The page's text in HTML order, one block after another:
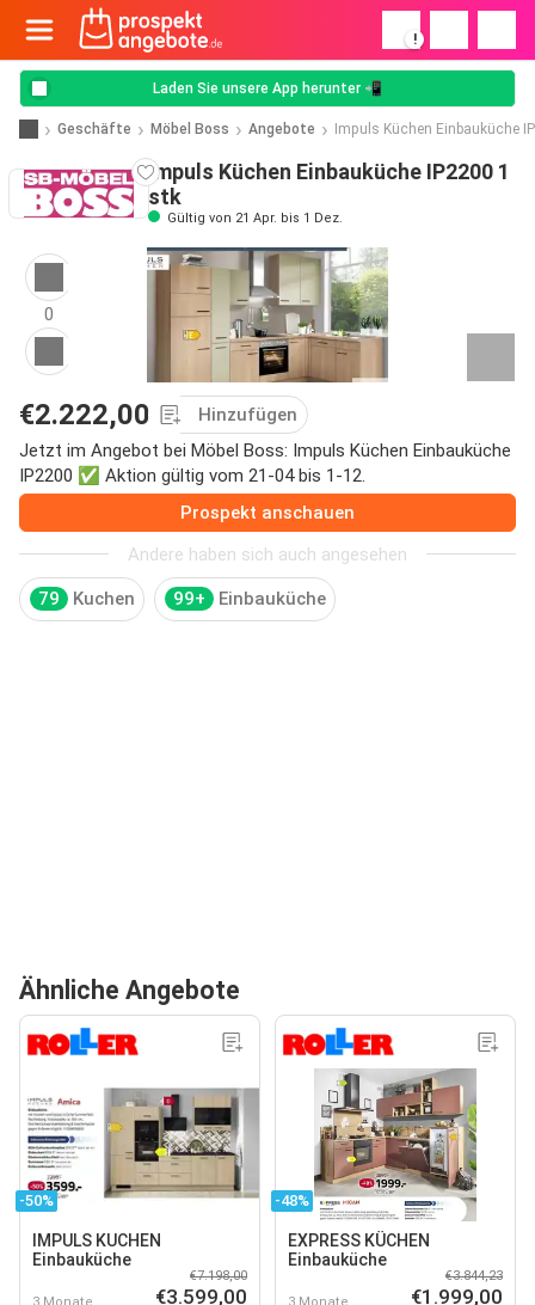
!
Laden Sie unsere App herunter 📲
Geschäfte Möbel Boss Angebote Impuls Küchen Einbauküche
Impuls Küchen Einbauküche IP2200 1
stk
Gültig von 21 Apr. bis 1 Dez.
0
€2.222,00
Hinzufügen
Jetzt im Angebot bei Möbel Boss: Impuls Küchen Einbauküche
IP2200 ✅ Aktion gültig vom 21-04 bis 1-12.
Prospekt anschauen
Andere haben sich auch angesehen
79 Kuchen 99+ Einbauküche
Ähnliche Angebote
-50%
IMPULS KUCHEN
Einbauküche
3 Monate
€7.198,00
€3.599,00
-48%
EXPRESS KÜCHEN
Einbauküche
3 Monate
€3.844,23
€1.999,00